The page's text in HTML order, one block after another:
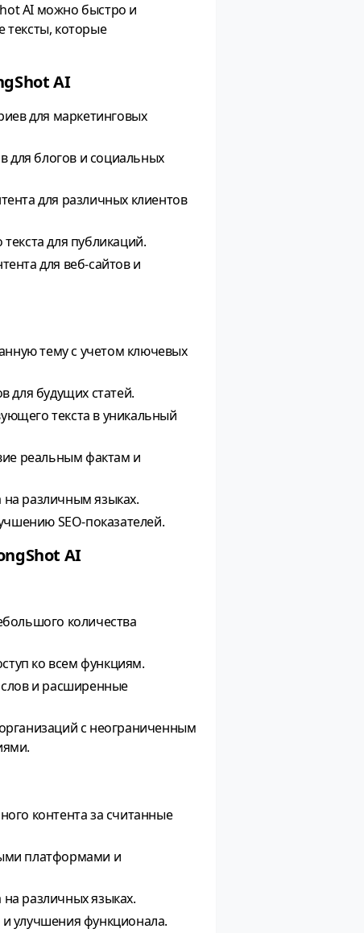
AI можно быстро и
тексты, которые
AI
для маркетинговых
для блогов и социальных
для различных клиентов
для публикаций.
для веб-сайтов и
тему с учетом ключевых
для будущих статей.
текста в уникальный
реальным фактам и
на различным языках.
SEO-показателей.
AI
количества
ко всем функциям.
слов и расширенные
с неограниченным
контента за считанные
платформами и
на различных языках.
улучшения функционала.